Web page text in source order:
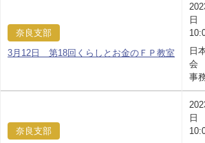
奈良支部
3月12日 第18回くらしとお金のＦＰ教室
日
日
会
事
奈良支部
日